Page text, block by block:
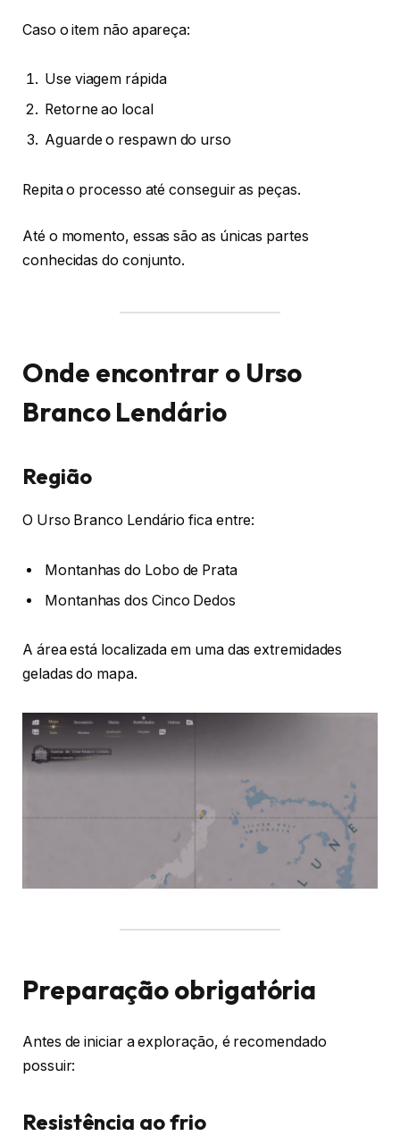
Caso o item não apareça:
Use viagem rápida
Retorne ao local
Aguarde o respawn do urso
Repita o processo até conseguir as peças.
Até o momento, essas são as únicas partes
conhecidas do conjunto.
Onde encontrar o Urso
Branco Lendário
Região
O Urso Branco Lendário fica entre:
Montanhas do Lobo de Prata
Montanhas dos Cinco Dedos
A área está localizada em uma das extremidades
geladas do mapa.
Preparação obrigatória
Antes de iniciar a exploração, é recomendado
possuir:
Resistência ao frio